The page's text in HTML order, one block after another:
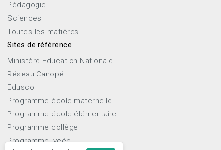
Pédagogie
Sciences
Toutes les matières
Sites de référence
Ministère Education Nationale
Réseau Canopé
Eduscol
Programme école maternelle
Programme école élémentaire
Programme collège
Programme lycée